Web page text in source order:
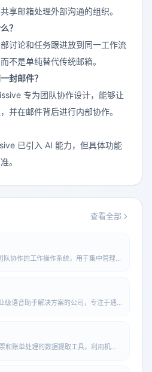
享邮箱处理外部沟通的组织。
？
讨论和任务跟进放到同一工作流
不是单纯替代传统邮箱。
封邮件？
专为团队协作设计，能够让
并在邮件背后进行内部协作。
已引入 AI 能力，但具体功能
。
查看全部
协作的工作操作系统，用于集中管理人
级语音助手解决方案的公司，专注于通
和账单处理的数据提取工具，利用机器